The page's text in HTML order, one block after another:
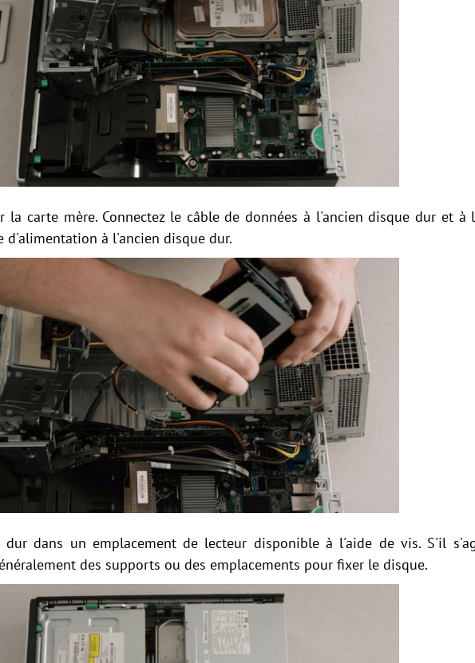
carte mère. Connectez le câble de données à l'ancien disque dur et à
d'alimentation à l'ancien disque dur.
dur dans un emplacement de lecteur disponible à l'aide de vis. S'il
des supports ou des emplacements pour fixer le disque.